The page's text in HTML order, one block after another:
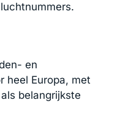
en
heel Europa, met
belangrijkste